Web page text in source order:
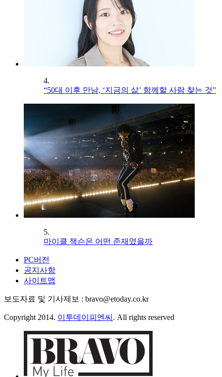
4.
“50대 이후 만남, ‘지금의 삶’ 함께할 사람 찾는 것”
5.
마이클 잭슨은 어떤 존재였을까
PC버전
공지사항
사이트맵
보도자료 및 기사제보 : bravo@etoday.co.kr
Copyright 2014. 이투데이피엔씨 . All rights reserved